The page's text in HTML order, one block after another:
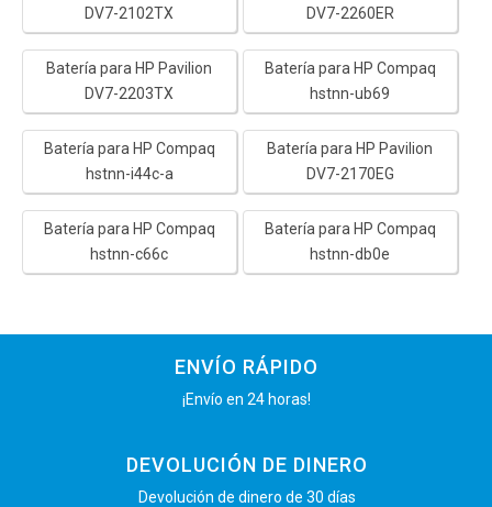
DV7-2102TX
DV7-2260ER
Batería para HP Pavilion
DV7-2203TX
Batería para HP Compaq
hstnn-ub69
Batería para HP Compaq
hstnn-i44c-a
Batería para HP Pavilion
DV7-2170EG
Batería para HP Compaq
hstnn-c66c
Batería para HP Compaq
hstnn-db0e
ENVÍO RÁPIDO
¡Envío en 24 horas!
DEVOLUCIÓN DE DINERO
Devolución de dinero de 30 días